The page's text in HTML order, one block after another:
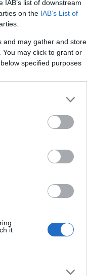
list of downstream
on the IAB’s List of
and may gather and store
may click to grant or
specified purposes
it